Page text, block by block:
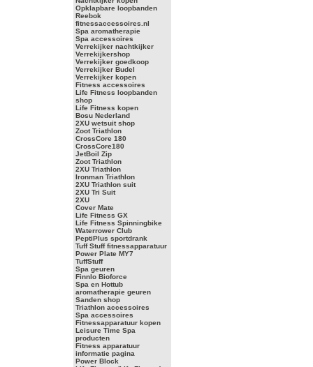
Opklapbare loopbanden
Reebok
fitnessaccessoires.nl
Spa aromatherapie
Spa accessoires
Verrekijker nachtkijker
Verrekijkershop
Verrekijker goedkoop
Verrekijker Budel
Verrekijker kopen
Fitness accessoires
Life Fitness loopbanden
shop
Life Fitness kopen
Bosu Nederland
2XU wetsuit shop
Zoot Triathlon
CrossCore 180
CrossCore180
JetBoil Zip
Zoot Triathlon
2XU Triathlon
Ironman Triathlon
2XU Triathlon suit
2XU Tri Suit
2XU
Cover Mate
Life Fitness GX
Life Fitness Spinningbike
Waterrower Club
PeptiPlus sportdrank
Tuff Stuff fitnessapparatuur
Power Plate MY7
TuffStuff
Spa geuren
Finnlo Bioforce
Spa en Hottub
aromatherapie geuren
Sanden shop
Triathlon accessoires
Spa accessoires
Fitnessapparatuur kopen
Leisure Time Spa
producten
Fitness apparatuur
informatie pagina
Power Block